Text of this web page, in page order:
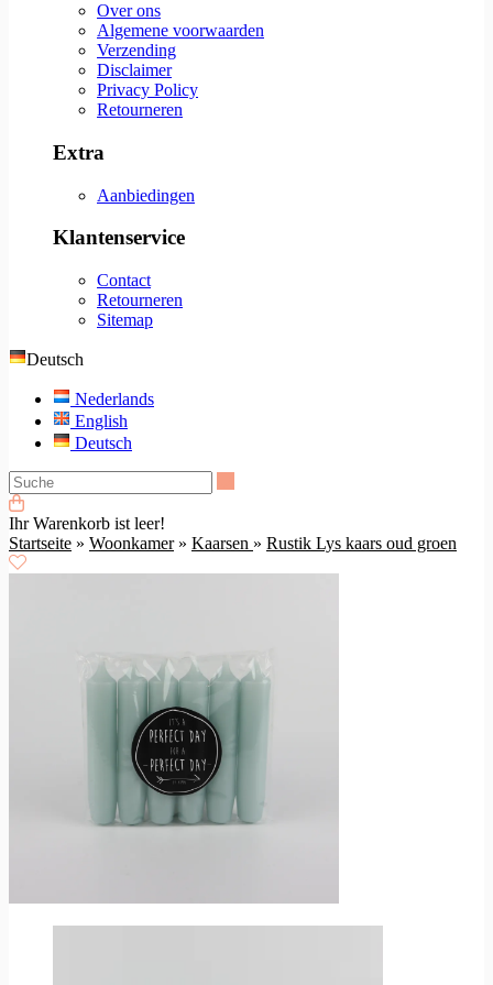
Over ons
Algemene voorwaarden
Verzending
Disclaimer
Privacy Policy
Retourneren
Extra
Aanbiedingen
Klantenservice
Contact
Retourneren
Sitemap
Deutsch
Nederlands
English
Deutsch
Ihr Warenkorb ist leer!
Startseite » Woonkamer» Kaarsen » Rustik Lys kaars oud groen